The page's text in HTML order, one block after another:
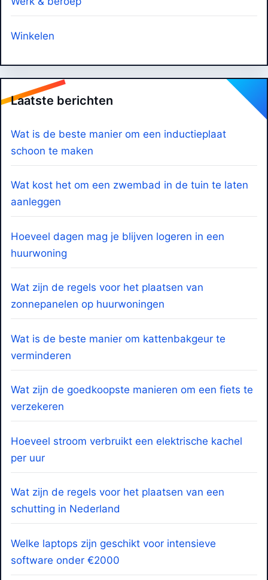
Winkelen
Laatste berichten
Wat is de beste manier om een inductieplaat
schoon te maken
Wat kost het om een zwembad in de tuin te laten
aanleggen
Hoeveel dagen mag je blijven logeren in een
huurwoning
Wat zijn de regels voor het plaatsen van
zonnepanelen op huurwoningen
Wat is de beste manier om kattenbakgeur te
verminderen
Wat zijn de goedkoopste manieren om een fiets te
verzekeren
Hoeveel stroom verbruikt een elektrische kachel
per uur
Wat zijn de regels voor het plaatsen van een
schutting in Nederland
Welke laptops zijn geschikt voor intensieve
software onder €2000